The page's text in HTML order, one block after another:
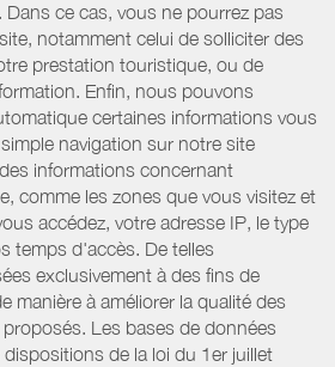
ce cas, vous ne pourrez pas
notamment celui de solliciter des
prestation touristique, ou de
Enfin, nous pouvons
certaines informations vous
navigation sur notre site
informations concernant
comme les zones que vous visitez et
accédez, votre adresse IP, le type
temps d'accès. De telles
exclusivement à des fins de
manière à améliorer la qualité des
Les bases de données
de la loi du 1er juillet